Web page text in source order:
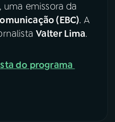
, uma emissora da
(EBC). A
Valter Lima.
do programa